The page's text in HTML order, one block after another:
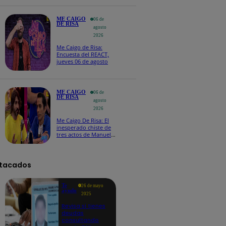
ME CAIGO
DE RISA
06 de
agosto
2026
Me Caigo de Risa:
Encuesta del REACT,
jueves 06 de agosto
ME CAIGO
DE RISA
06 de
agosto
2026
Me Caigo De Risa: El
inesperado chiste de
tres actos de Manuel
Te
ayudo
26 de mayo
2025
Revisa si tienes
deudas
consultando